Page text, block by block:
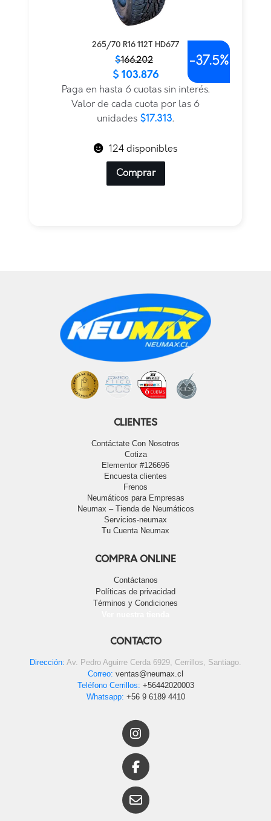
265/70 R16 112T HD677
$166.202
original
actual
$ 103.876
Paga en hasta 6 cuotas sin interés.
Valor de cada cuota por las 6
unidades $17.313.
-37.5%
124 disponibles
Comprar
CLIENTES
Contáctate Con Nosotros
Cotiza
Elementor #126696
Encuesta clientes
Frenos
Neumáticos para Empresas
Neumax – Tienda de Neumáticos
Servicios-neumax
Tu Cuenta Neumax
COMPRA ONLINE
Contáctanos
Políticas de privacidad
Términos y Condiciones
CONTACTO
Dirección: Av. Pedro Aguirre Cerda 6929, Cerrillos, Santiago.
Correo: ventas@neumax.cl
Teléfono Cerrillos: +56442020003
Whatsapp: +56 9 6189 4410